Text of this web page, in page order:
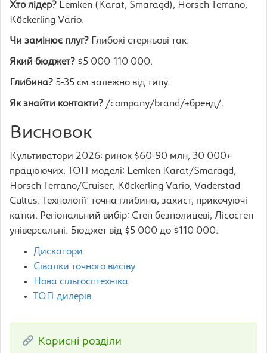
Хто лідер? Lemken (Karat, Smaragd), Horsch Terrano,
Köckerling Vario.
Чи замінює плуг? Глибокі стерньові так.
Який бюджет? $5 000-110 000.
Глибина? 5-35 см залежно від типу.
Як знайти контакти? /company/brand/+бренд/.
Висновок
Культиватори 2026: ринок $60-90 млн, 30 000+
працюючих. ТОП моделі: Lemken Karat/Smaragd,
Horsch Terrano/Cruiser, Köckerling Vario, Vaderstad
Cultus. Технології: точна глибина, захист, прикочуючі
катки. Регіональний вибір: Степ безполицеві, Лісостеп
універсальні. Бюджет від $5 000 до $110 000.
Дискатори
Сівалки точного висіву
Нова сільгосптехніка
ТОП дилерів
Корисні розділи